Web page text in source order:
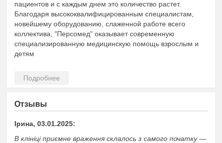
пациентов и с каждым днем это количество растет.
Благодаря высококвалифицированным специалистам,
новейшему оборудованию, слаженной работе всего
коллектива, "Персомед" оказывает современную
специализированную медицинскую помощь взрослым и
детям
Отзывы
Ірина, 03.01.2025:
В клініці приємне враження склалось з самого початку —